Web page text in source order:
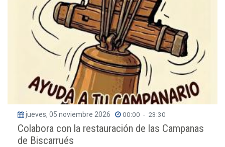
jueves, 05 noviembre 2026 00:00 - 23:30
Colabora con la restauración de las Campanas
de Biscarrués